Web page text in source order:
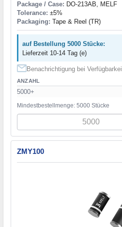
Package / Case: DO-213AB, MELF
Tolerance: ±5%
Packaging: Tape & Reel (TR)
auf Bestellung 5000 Stücke:
Lieferzeit 10-14 Tag (e)
Benachrichtigung bei
ANZAHL
5000+
Mindestbestellmenge: 5000 Stücke
ZMY100